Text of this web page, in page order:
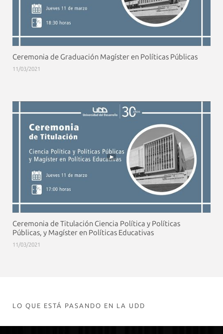
Ceremonia de Graduación Magíster en Políticas Públicas
11/03/2021
Ceremonia de Titulación Ciencia Política y Políticas
Públicas, y Magíster en Políticas Educativas
11/03/2021
LO QUE ESTÁ PASANDO EN LA UDD